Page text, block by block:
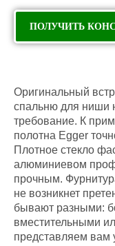
ПОЛУЧИТЬ
Оригинальный
спальню для ниши
требование. К
полотна Egger
Плотное стекло
алюминиевом
прочным.
не возникнет
бывают разными:
вместительными
представляем вам